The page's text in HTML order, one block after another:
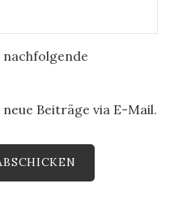
Beiträge via E-Mail.